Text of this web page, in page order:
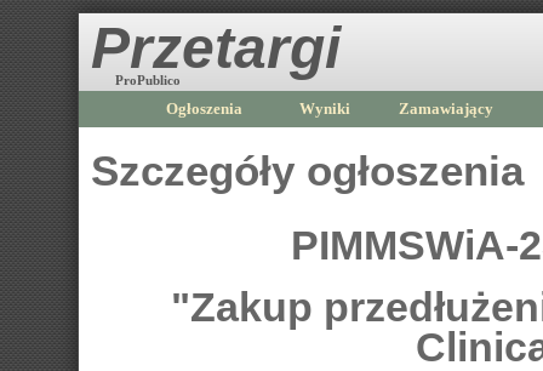
Przetargi
ProPublico
Ogłoszenia Wyniki Zamawiający
Szczegóły ogłoszenia
PIMMSWiA-
"Zakup